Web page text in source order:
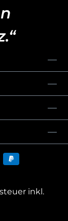
inkl.